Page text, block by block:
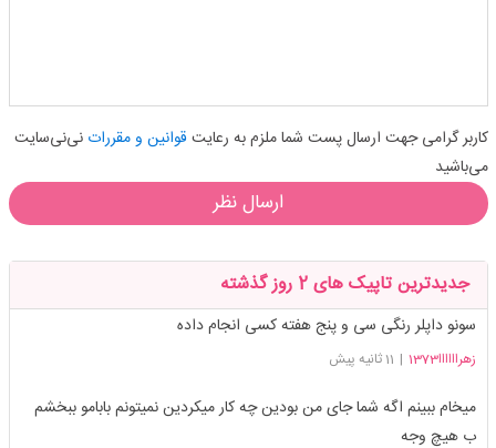
کاربر گرامی جهت ارسال پست شما ملزم به رعایت قوانین و مقرراتنی‌نی‌سایت
می‌باشید
ارسال نظر
جدیدترین تاپیک های 2 روز گذشته
سونو داپلر رنگی سی و پنج هفته کسی انجام داده
زهراااااا1373 | 11 ثانیه پیش
میخام ببینم اگه شما جای من بودین چه کار میکردین نمیتونم بابامو ببخشم
ب هیچ وجه